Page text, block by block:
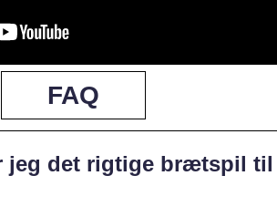
FAQ
jeg det rigtige brætspil til